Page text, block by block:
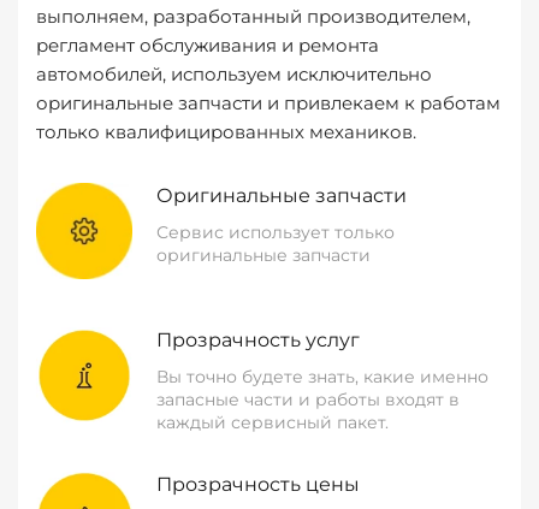
выполняем, разработанный производителем,
регламент обслуживания и ремонта
автомобилей, используем исключительно
оригинальные запчасти и привлекаем к работам
только квалифицированных механиков.
Оригинальные запчасти
Сервис использует только
оригинальные запчасти
Прозрачность услуг
Вы точно будете знать, какие именно
запасные части и работы входят в
каждый сервисный пакет.
Прозрачность цены